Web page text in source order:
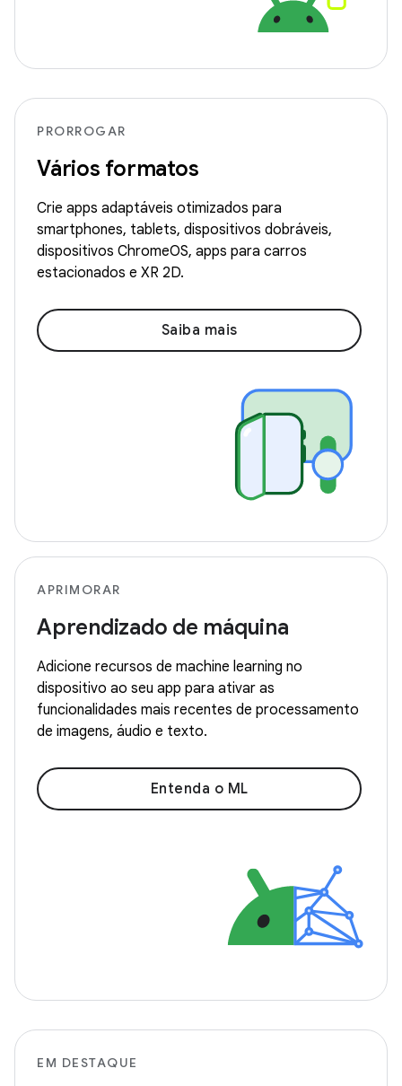
PRORROGAR
Vários formatos
Crie apps adaptáveis otimizados para
smartphones, tablets, dispositivos dobráveis,
dispositivos ChromeOS, apps para carros
estacionados e XR 2D.
Saiba mais
APRIMORAR
Aprendizado de máquina
Adicione recursos de machine learning no
dispositivo ao seu app para ativar as
funcionalidades mais recentes de processamento
de imagens, áudio e texto.
Entenda o ML
EM DESTAQUE